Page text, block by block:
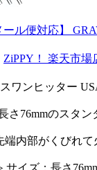
ール便対応】
ZiPPY！ 楽天市場
ワンヒッター
さ76mmのスタン
端内部がくびれ
イズ：長さ